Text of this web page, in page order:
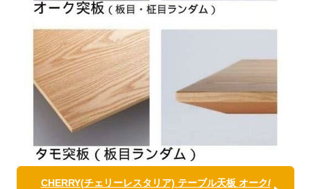
CHERRY(チェリーレスタリア) テーブル天板 オーク/